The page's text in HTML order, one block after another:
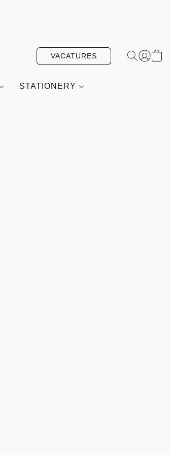
VACATURES
STATIONERY